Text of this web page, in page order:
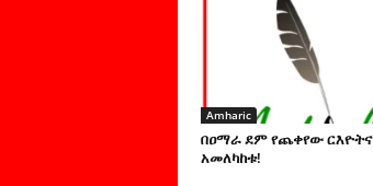
Amharic
በዐማራ ደም የጨቀየው ርእዮትና
አመለካከቱ!